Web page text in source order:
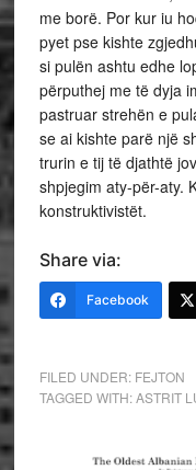
me borë. Por kur iu
pyet pse kishte
si pulën ashtu edhe
përputhej me të dyja
pastruar strehën e
se ai kishte parë një
trurin e tij të djathtë
shpjegim aty-për-aty.
konstruktivistët.
Share via:
Facebook
FILED UNDER: FEJTON
TAGGED WITH:ASTRIT